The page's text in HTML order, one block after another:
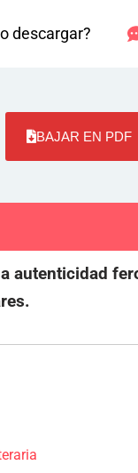
descargar?
BAJAR EN PDF
autenticidad